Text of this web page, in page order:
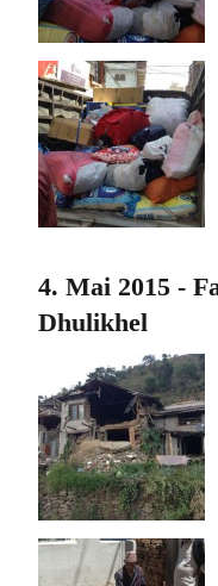
4. Mai 2015 -
Dhulikhel